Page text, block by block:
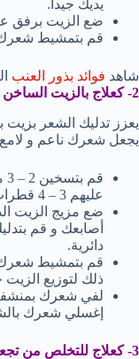
يديك جيداً.
ضع الزيت برفق
قم بتمشيط شعرك
شاهد فوائد بذور العنب
2- كعلاج بالزيت الساخن
يعزز تدليك الشعر
يجعل شعرك ناعم و
عليهم 3 – 4 قطرات من زيت اللافندر العطري.
ضع مزيج الزيت
أصابعك و قم
دائرية.
قم بتمشيط شعرك
ذلك لتوزيع الزيت
إغسلي شعرك
3- كعلاج للتخلص من تجعد الشعر